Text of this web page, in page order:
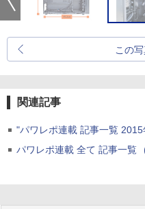
この
関連記事
"パワレポ連載 記事一覧
パワレポ連載 全て 記事一覧